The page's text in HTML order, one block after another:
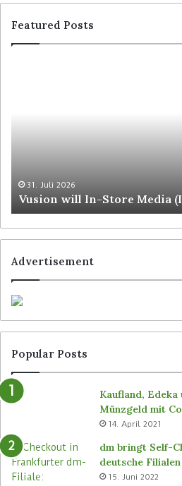
Featured Posts
31. Juli 2026
Vusion will In-Store Media
Advertisement
Popular Posts
Kaufland, Edeka
Münzgeld mit
14. April 2021
dm bringt Self-
deutsche Filialen
15. Juni 2022